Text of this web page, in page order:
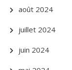
août 2024
juillet 2024
juin 2024